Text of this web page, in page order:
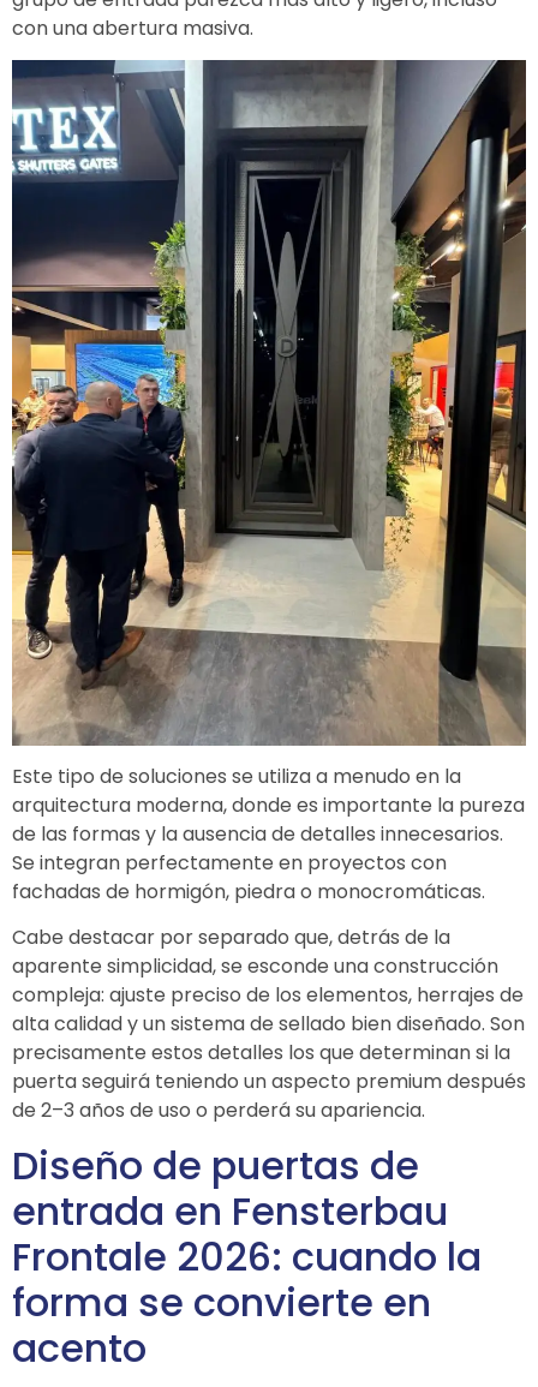
con una abertura masiva.
Este tipo de soluciones se utiliza a menudo en la
arquitectura moderna, donde es importante la pureza
de las formas y la ausencia de detalles innecesarios.
Se integran perfectamente en proyectos con
fachadas de hormigón, piedra o monocromáticas.
Cabe destacar por separado que, detrás de la
aparente simplicidad, se esconde una construcción
compleja: ajuste preciso de los elementos, herrajes de
alta calidad y un sistema de sellado bien diseñado. Son
precisamente estos detalles los que determinan si la
puerta seguirá teniendo un aspecto premium después
de 2–3 años de uso o perderá su apariencia.
Diseño de puertas de
entrada en Fensterbau
Frontale 2026: cuando la
forma se convierte en
acento